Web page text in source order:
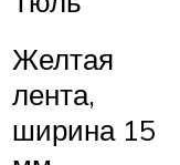
Желтая
лента,
ширина 15